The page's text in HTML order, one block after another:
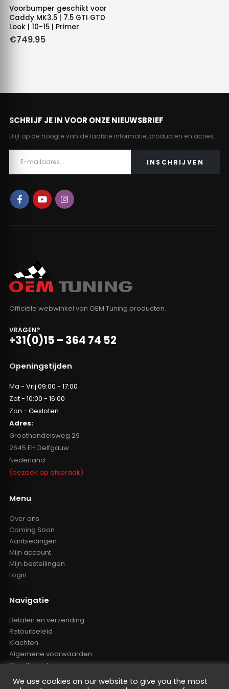
Voorbumper geschikt voor
Caddy MK3.5 | 7.5 GTI GTD
Look | 10-15 | Primer
€749.95
SCHRIJF JE IN VOOR ONZE NIEUWSBRIEF
Blijf op de hoogte van de laatste informatie, producten en acties.
Officiële webwinkel van OEM Tuning producten.
VRAGEN?
+31(0)15 – 364 74 52
Openingstijden
Ma - Vrij 09:00 - 17:00
Zat - 10:00 - 16:00
Zon - Gesloten
Adres:
Groothandelsweg 29
2645 EH Delfgauw
Nederland
(bezoek op afspraak)
Menu
Over ons
Coming Soon
Aanbiedingen
Mijn account
Mijn bestellingen
Login
Navigatie
Betalen en verzending
Retourbeleid
Klachten
Algemene voorwaarden
Resellers inlog
Reseller worden
We use cookies on our website to give you the most